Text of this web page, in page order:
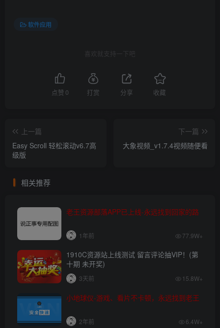
软件应用
喜欢就支持一下吧
点赞 0 打赏 分享 收藏
上一篇
Easy Scroll 轻松滚动v6.7高
级版
下一篇
大象视频_v1.7.4视频随便看
相关推荐
老王资源部落APP已上线-永远找到回家的路
1年前 77.9W+
1910C资源站上线测试 留言评论抽VIP！(第
十期 未开奖)
3天前 15.8W+
小地球仪-游戏、看片不卡顿，永远找到老王
2年前 6.4W+